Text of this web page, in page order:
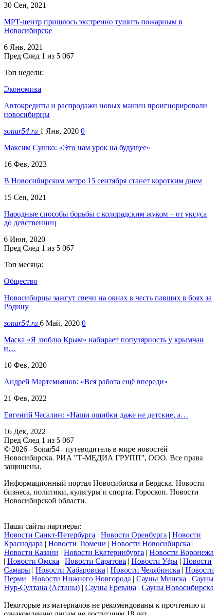
30 Сен, 2021
МРТ-центр пришлось экстренно тушить пожарным в
Новосибирске
6 Янв, 2021
Пред След 1 из 5 067
Топ недели:
Экономика
Автокредиты и распродажи новых машин проигнорировали
новосибирцы
sonar54.ru 1 Янв, 2020 0
Максим Сушко: «Это нам урок на будущее»
16 Фев, 2023
В Новосибирском метро 15 сентября станет коротким днем
15 Сен, 2021
Народные способы борьбы с колорадским жуком – от уксуса
до девственниц
6 Июн, 2020
Пред След 1 из 5 067
Топ месяца:
Общество
Новосибирцы зажгут свечи на окнах в честь павших в боях за
Родину
sonar54.ru 6 Май, 2020 0
Маска «Я люблю Крым» набирает популярность у крымчан
и…
10 Фев, 2020
Андрей Мартемьянов: «Вся работа ещё впереди»
21 Фев, 2022
Евгений Чесалин: «Наши ошибки даже не детские, а…
16 Дек, 2022
Пред След 1 из 5 067
© 2026 - Sonar54 - путеводитель в мире новостей
Новосибирска. РИА "Т-МЕДИА ГРУПП", ООО. Все права
защищены.
Информационный портал Новосибиска и Бердска. Новости
бизнеса, политики, культуры и спорта. Гороскоп. Новости
Новосибирской области.
Наши сайты партнеры:
Новости Санкт-Петербурга | Новости Оренбурга | Новости
Краснодара | Новости Тюмени | Новости Новосибирска |
Новости Казани | Новости Екатеринбурга | Новости Воронежа
| Новости Омска | Новости Саратова | Новости Уфы | Новости
Самары | Новости Хабаровска | Новости Челябинска | Новости
Перми | Новости Нижнего Новгорода | Сауны Минска | Сауны
Нур-Султана (Астаны) | Сауны Еревана | Сауны Новосибирска
Некоторые из материалов не рекомендованы к прочтению и